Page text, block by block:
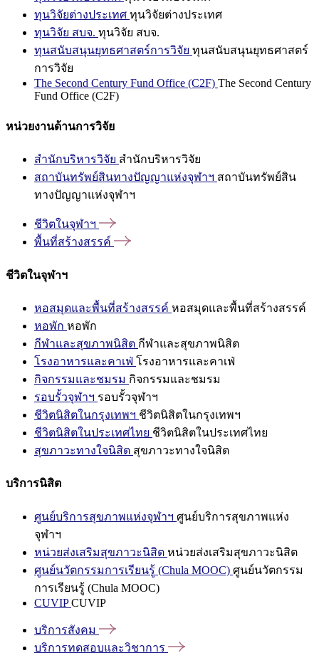
ทุนวิจัยต่างประเทศ ทุนวิจัยต่างประเทศ
ทุนวิจัย สบจ. ทุนวิจัย สบจ.
ทุนสนับสนุนยุทธศาสตร์การวิจัย ทุนสนับสนุนยุทธศาสตร์
การวิจัย
The Second Century Fund Office (C2F) The Second Century
Fund Office (C2F)
หน่วยงานด้านการวิจัย
สำนักบริหารวิจัย สำนักบริหารวิจัย
สถาบันทรัพย์สินทางปัญญาแห่งจุฬาฯ สถาบันทรัพย์สิน
ทางปัญญาแห่งจุฬาฯ
ชีวิตในจุฬาฯ
พื้นที่สร้างสรรค์
ชีวิตในจุฬาฯ
หอสมุดและพื้นที่สร้างสรรค์ หอสมุดและพื้นที่สร้างสรรค์
หอพัก หอพัก
กีฬาและสุขภาพนิสิต กีฬาและสุขภาพนิสิต
โรงอาหารและคาเฟ่ โรงอาหารและคาเฟ่
กิจกรรมและชมรม กิจกรรมและชมรม
รอบรั้วจุฬาฯ รอบรั้วจุฬาฯ
ชีวิตนิสิตในกรุงเทพฯ ชีวิตนิสิตในกรุงเทพฯ
ชีวิตนิสิตในประเทศไทย ชีวิตนิสิตในประเทศไทย
สุขภาวะทางใจนิสิต สุขภาวะทางใจนิสิต
บริการนิสิต
ศูนย์บริการสุขภาพแห่งจุฬาฯ ศูนย์บริการสุขภาพแห่ง
จุฬาฯ
หน่วยส่งเสริมสุขภาวะนิสิต หน่วยส่งเสริมสุขภาวะนิสิต
ศูนย์นวัตกรรมการเรียนรู้ (Chula MOOC) ศูนย์นวัตกรรม
การเรียนรู้ (Chula MOOC)
CUVIPCUVIP
บริการสังคม
บริการทดสอบและวิชาการ